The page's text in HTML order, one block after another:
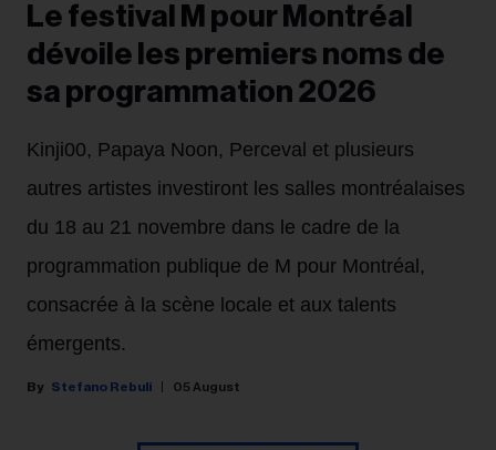
Le festival M pour Montréal
dévoile les premiers noms de
sa programmation 2026
Kinji00, Papaya Noon, Perceval et plusieurs
autres artistes investiront les salles montréalaises
du 18 au 21 novembre dans le cadre de la
programmation publique de M pour Montréal,
consacrée à la scène locale et aux talents
émergents.
Stefano Rebuli 05 August